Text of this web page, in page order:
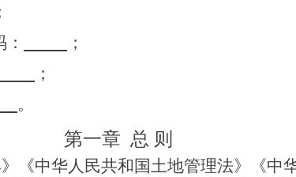
；
；
。
第一章 总 则
《中华人民共和国土地管理法》《中